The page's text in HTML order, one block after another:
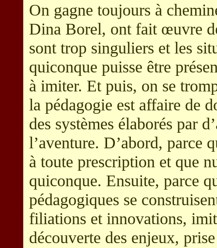
On gagne toujours à
Dina Borel, ont fait œuvre
sont trop singuliers et les
quiconque puisse être
à imiter. Et puis, on se
la pédagogie est affaire de
des systèmes élaborés par
l’aventure. D’abord, parce
à toute prescription et que
quiconque. Ensuite, parce
pédagogiques se
filiations et innovations,
découverte des enjeux,